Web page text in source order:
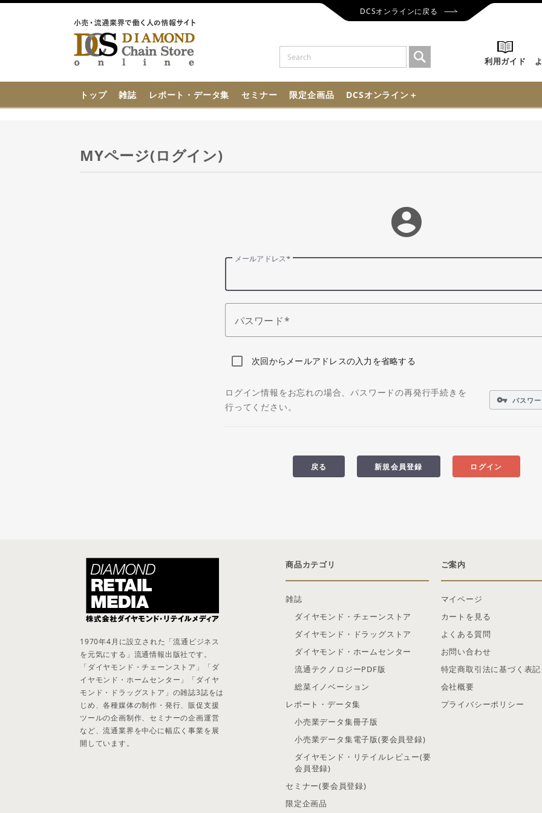
DCSオンラインに戻る
利用ガイド
トップ 雑誌 レポート・データ集 セミナー 限定企画品 DCSオンライン＋
MYページ(ログイン)
account_circle
メールアドレス
パスワード
次回からメールアドレスの入力を省略する
ログイン情報をお忘れの場合、パスワードの再発行手続きを
行ってください。
vpn_key パスワ
ログイン
新規会員登録
戻る
商品カテゴリ
雑誌
ダイヤモンド・チェーンストア
ダイヤモンド・ドラッグストア
ダイヤモンド・ホームセンター
流通テクノロジーPDF版
総菜イノベーション
レポート・データ集
小売業データ集冊子版
小売業データ集電子版(要会員登録)
ダイヤモンド・リテイルレビュー(要
会員登録)
セミナー(要会員登録)
限定企画品
ご案内
マイページ
カートを見る
よくある質問
お問い合わせ
特定商取引法に基づく表記
会社概要
プライバシーポリシー
1970年4月に設立された「流通ビジネス
を元気にする」流通情報出版社です。
「ダイヤモンド・チェーンストア」「ダ
イヤモンド・ホームセンター」「ダイヤ
モンド・ドラッグストア」の雑誌3誌をは
じめ、各種媒体の制作・発行、販促支援
ツールの企画制作、セミナーの企画運営
など、流通業界を中心に幅広く事業を展
開しています。